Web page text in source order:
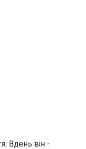
Вдень він -